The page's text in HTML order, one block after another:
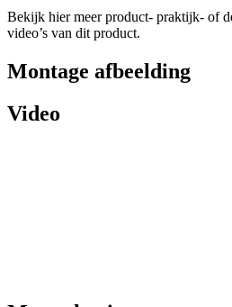
Bekijk hier meer product- praktijk- of
video’s van dit product.
Montage afbeelding
Video